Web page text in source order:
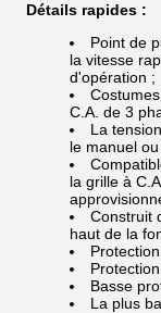
Détails rapides :
Point de
la vitesse
d'opération ;
C.A. de 3
La
le manuel
la grille à
Construit
haut de la
Basse
La plus